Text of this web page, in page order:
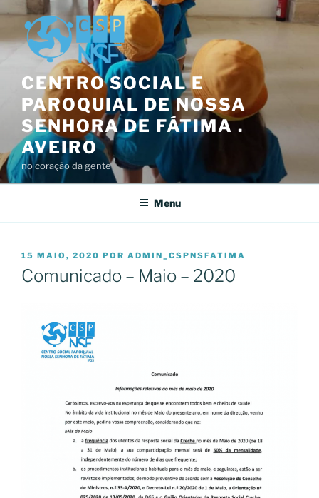
Saltar
o
conteúdo
CENTRO SOCIAL E
PAROQUIAL DE NOSSA
SENHORA DE FÁTIMA .
AVEIRO
no coração da gente
Menu
PUBLICADO
EM
15 MAIO, 2020 POR ADMIN_CSPNSFATIMA
Comunicado – Maio – 2020